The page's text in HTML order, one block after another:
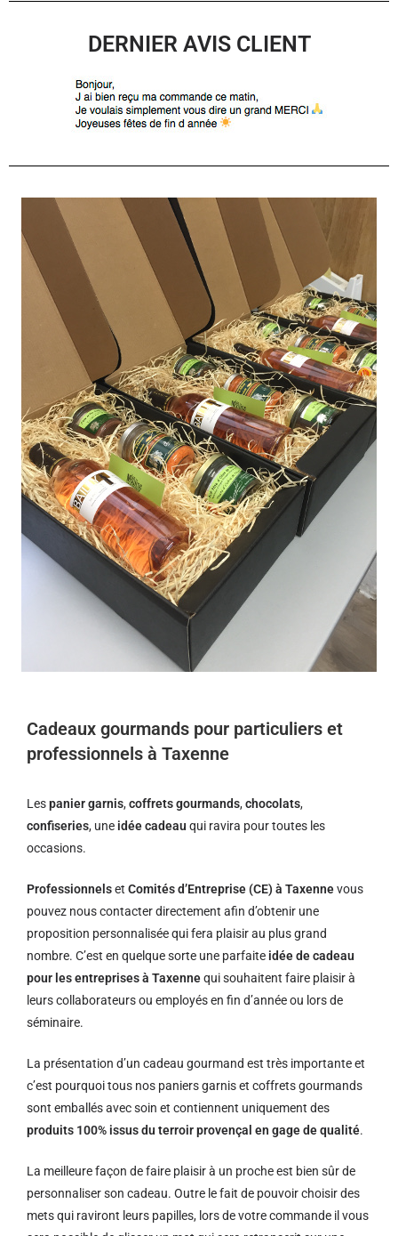
DERNIER AVIS CLIENT
Cadeaux gourmands pour particuliers et
professionnels à Taxenne
Lespanier garnis,coffrets gourmands,chocolats,
confiseries, une idée cadeau qui ravira pour toutes les
occasions.
Professionnelset Comités d’Entreprise (CE) à Taxennevous
pouvez nous contacter directement afin d’obtenir une
proposition personnalisée qui fera plaisir au plus grand
nombre. C’est en quelque sorte une parfaite idée de cadeau
pour les entreprises à Taxennequi souhaitent faire plaisir à
leurs collaborateurs ou employés en fin d’année ou lors de
séminaire.
La présentation d’un cadeau gourmand est très importante et
c’est pourquoi tous nos paniers garnis et coffrets gourmands
sont emballés avec soin et contiennent uniquement des
produits 100% issus du terroir provençal en gage de qualité.
La meilleure façon de faire plaisir à un proche est bien sûr de
personnaliser son cadeau. Outre le fait de pouvoir choisir des
mets qui raviront leurs papilles, lors de votre commande il vous